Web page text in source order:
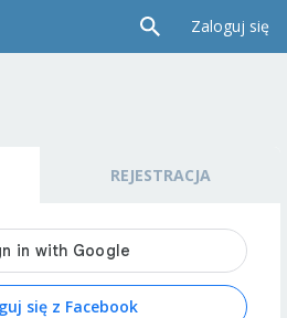
Zaloguj się
REJESTRACJA
się z Facebook